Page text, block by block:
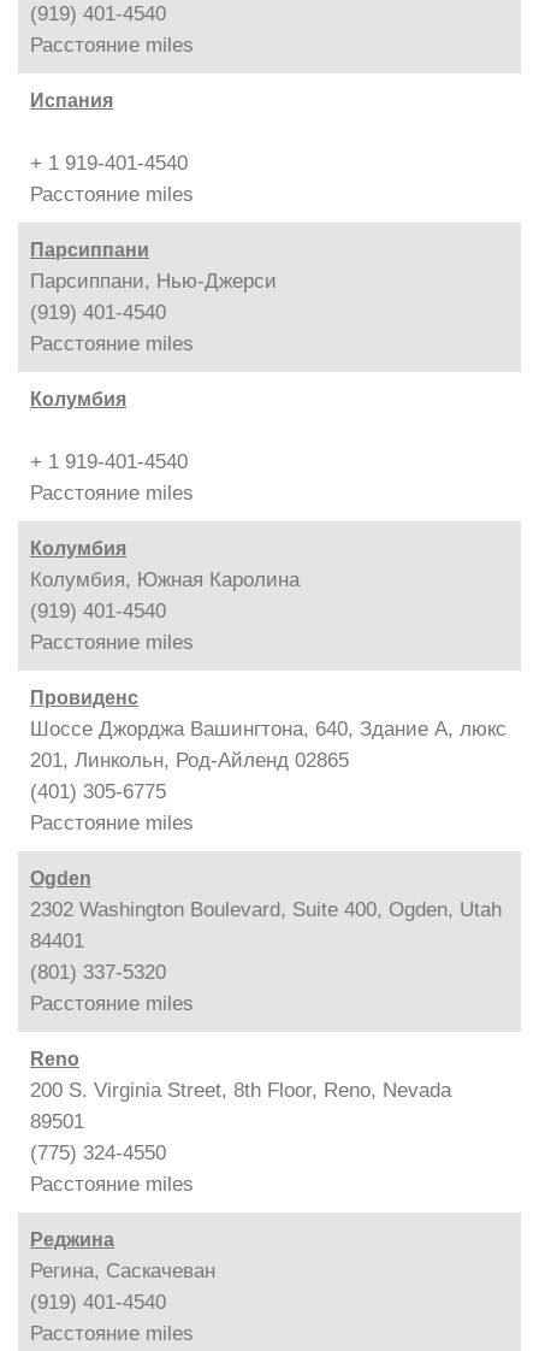
(919) 401-4540
Расстояние miles
Испания
+ 1 919-401-4540
Расстояние miles
Парсиппани
Парсиппани, Нью-Джерси
(919) 401-4540
Расстояние miles
Колумбия
+ 1 919-401-4540
Расстояние miles
Колумбия
Колумбия, Южная Каролина
(919) 401-4540
Расстояние miles
Провиденс
Шоссе Джорджа Вашингтона, 640, Здание A, люкс
201, Линкольн, Род-Айленд 02865
(401) 305-6775
Расстояние miles
Ogden
2302 Washington Boulevard, Suite 400, Ogden, Utah
84401
(801) 337-5320
Расстояние miles
Reno
200 S. Virginia Street, 8th Floor, Reno, Nevada
89501
(775) 324-4550
Расстояние miles
Реджина
Регина, Саскачеван
(919) 401-4540
Расстояние miles